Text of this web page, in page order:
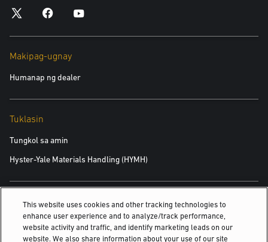
Makipag-ugnay
Humanap ng dealer
Tuklasin
Tungkol sa amin
Hyster-Yale Materials Handling (HYMH)
Mga Karera
Mga Karera
This website uses cookies and other tracking technologies to
enhance user experience and to analyze/track performance,
website activity and traffic, and identify marketing leads on our
website. We also share information about your use of our site